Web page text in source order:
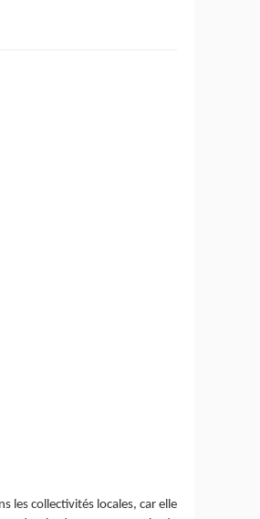
les collectivités locales, car elle